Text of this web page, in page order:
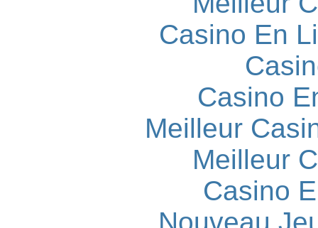
Casino En
Casino
Meilleur
Meilleur
Casino